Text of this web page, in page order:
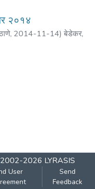
२०१४
, 2014-11-14) बेडेकर,
2026 LYRASIS
User
Send
Feedback